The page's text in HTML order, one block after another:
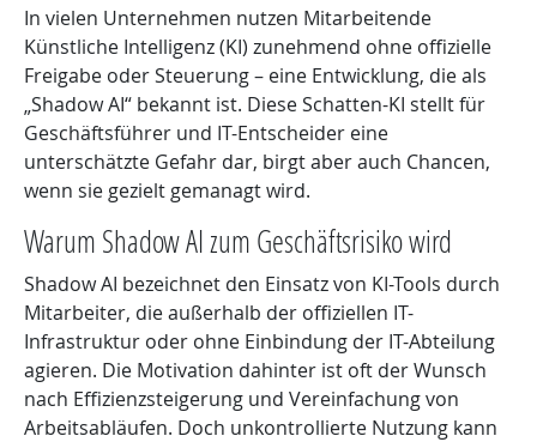
In vielen Unternehmen nutzen Mitarbeitende
Künstliche Intelligenz (KI) zunehmend ohne offizielle
Freigabe oder Steuerung – eine Entwicklung, die als
„Shadow AI“ bekannt ist. Diese Schatten-KI stellt für
Geschäftsführer und IT-Entscheider eine
unterschätzte Gefahr dar, birgt aber auch Chancen,
wenn sie gezielt gemanagt wird.
Warum Shadow AI zum Geschäftsrisiko wird
Shadow AI bezeichnet den Einsatz von KI-Tools durch
Mitarbeiter, die außerhalb der offiziellen IT-
Infrastruktur oder ohne Einbindung der IT-Abteilung
agieren. Die Motivation dahinter ist oft der Wunsch
nach Effizienzsteigerung und Vereinfachung von
Arbeitsabläufen. Doch unkontrollierte Nutzung kann